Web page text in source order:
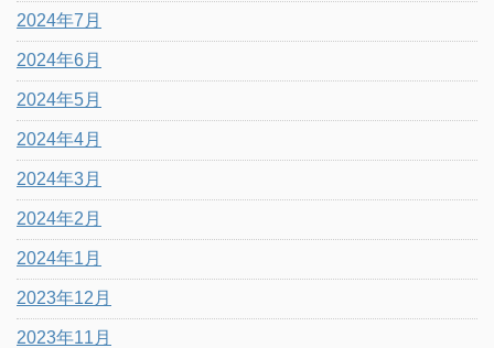
2024年7月
2024年6月
2024年5月
2024年4月
2024年3月
2024年2月
2024年1月
2023年12月
2023年11月